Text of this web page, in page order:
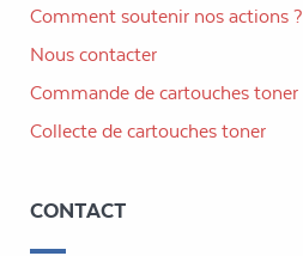
Comment soutenir nos actions ?
Nous contacter
Commande de cartouches toner
Collecte de cartouches toner
CONTACT